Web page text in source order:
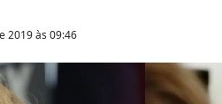
2019 às 09:46